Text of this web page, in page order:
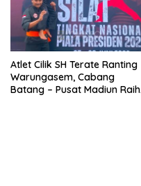
Atlet Cilik SH Terate Ranting
Warungasem, Cabang
Batang – Pusat Madiun Raih